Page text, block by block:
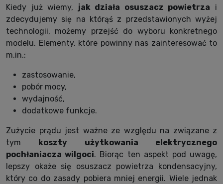
Kiedy już wiemy, jak działa osuszacz powietrza i
zdecydujemy się na którąś z przedstawionych wyżej
technologii, możemy przejść do wyboru konkretnego
modelu. Elementy, które powinny nas zainteresować to
m.in.:
zastosowanie,
pobór mocy,
wydajność,
dodatkowe funkcje.
Zużycie prądu jest ważne ze względu na związane z
tym
koszty użytkowania elektrycznego
pochłaniacza wilgoci. Biorąc ten aspekt pod uwagę,
lepszy okaże się osuszacz powietrza kondensacyjny,
który co do zasady pobiera mniej energii. Wiele jednak